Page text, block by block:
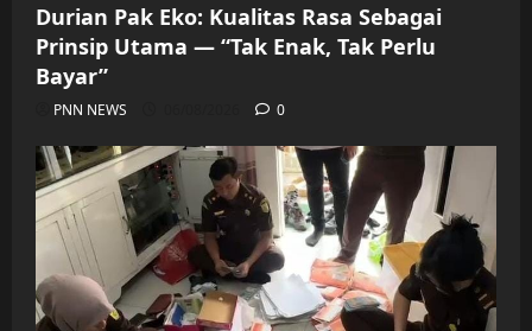
Durian Pak Eko: Kualitas Rasa Sebagai
Prinsip Utama — “Tak Enak, Tak Perlu
Bayar”
PNN NEWS 0